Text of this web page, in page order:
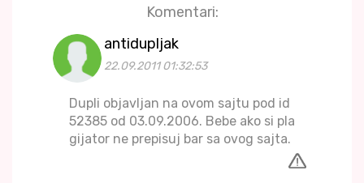
Komentari:
antidupljak
22.09.2011 01:32:53
Dupli objavljan na ovom sajtu pod id
52385 od 03.09.2006. Bebe ako si pla
gijator ne prepisuj bar sa ovog sajta.